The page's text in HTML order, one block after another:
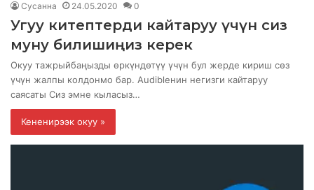
Сусанна 24.05.2020 0
Угуу китептерди кайтаруу үчүн сиз
муну билишиңиз керек
Окуу тажрыйбаңызды өркүндөтүү үчүн бул жерде кириш сөз
үчүн жалпы колдонмо бар. Audibleнин негизги кайтаруу
саясаты Сиз эмне кыласыз…
Кененирээк окуу »